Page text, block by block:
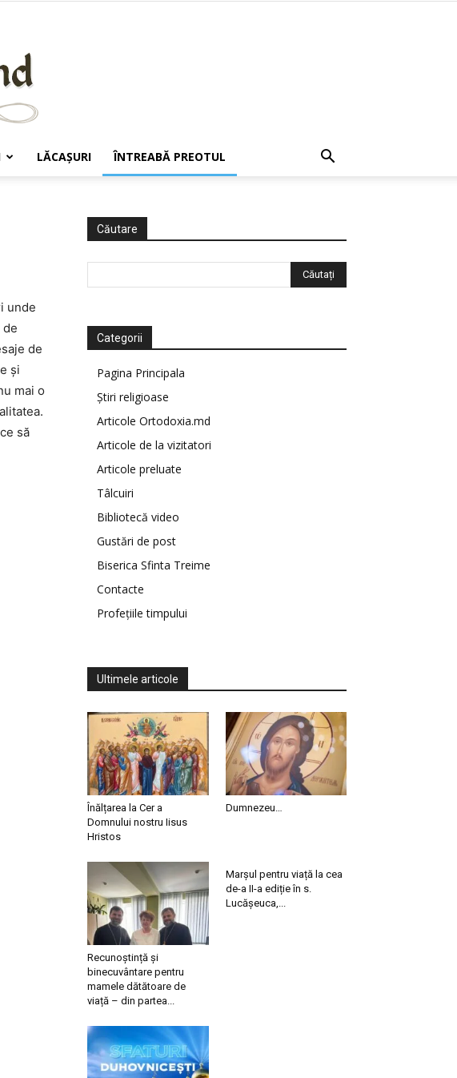
LĂCAŞURI ÎNTREABĂ PREOTUL
unde
de
de
și
mai o
să
Căutare
Categorii
Pagina Principala
Știri religioase
Articole Ortodoxia.md
Articole de la vizitatori
Articole preluate
Tâlcuiri
Bibliotecă video
Gustări de post
Biserica Sfinta Treime
Contacte
Profețiile timpului
Ultimele articole
Înălțarea la Cer a
Domnului nostru Iisus
Hristos
Dumnezeu…
Recunoștință și
binecuvântare pentru
mamele dătătoare de
viață – din partea...
Marșul pentru viață la cea
de-a II-a ediție în s.
Lucășeuca,...